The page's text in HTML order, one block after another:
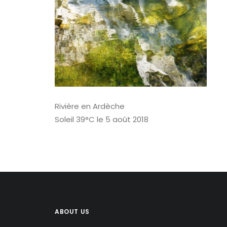
Rivière en Ardèche
Soleil 39°C le 5 août 2018
ABOUT US